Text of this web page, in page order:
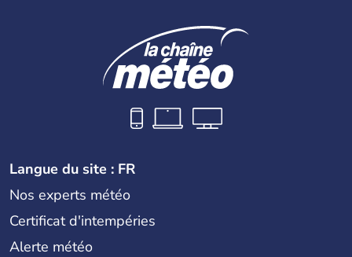
Langue du site : FR
Nos experts météo
Certificat d'intempéries
Alerte météo